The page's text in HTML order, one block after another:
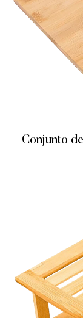
Conjunto